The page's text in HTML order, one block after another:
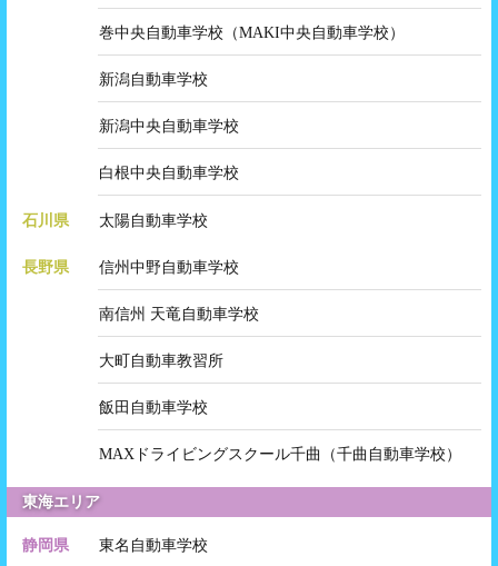
巻中央自動車学校（MAKI中央自動車学校）
新潟自動車学校
新潟中央自動車学校
白根中央自動車学校
石川県 太陽自動車学校
長野県 信州中野自動車学校
南信州 天竜自動車学校
大町自動車教習所
飯田自動車学校
MAXドライビングスクール千曲（千曲自動車学校）
東海エリア
静岡県 東名自動車学校